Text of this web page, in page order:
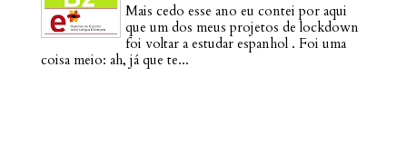
Mais cedo esse ano eu contei por aqui
que um dos meus projetos de lockdown
foi voltar a estudar espanhol . Foi uma
coisa meio: ah, já que te...